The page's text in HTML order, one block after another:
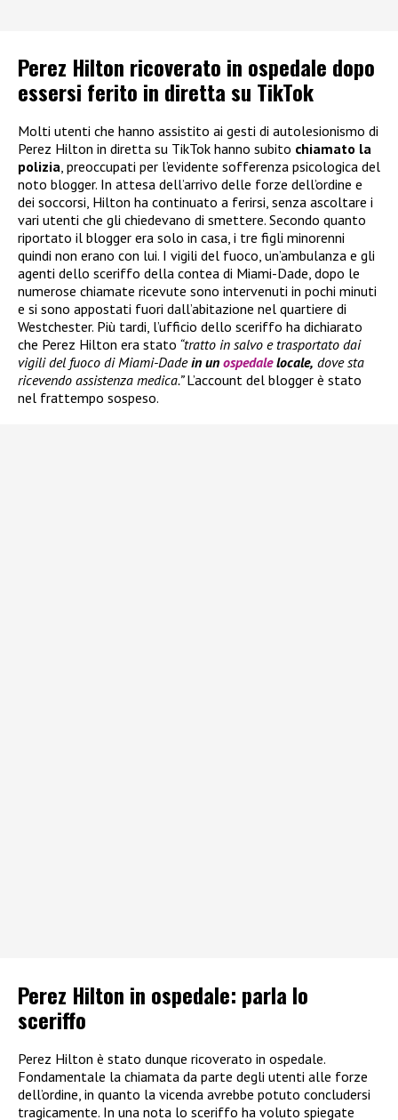
Perez Hilton ricoverato in ospedale dopo
essersi ferito in diretta su TikTok
Molti utenti che hanno assistito ai gesti di autolesionismo di
Perez Hilton in diretta su TikTok hanno subito chiamato la
polizia, preoccupati per l’evidente sofferenza psicologica del
noto blogger. In attesa dell’arrivo delle forze dell’ordine e
dei soccorsi, Hilton ha continuato a ferirsi, senza ascoltare i
vari utenti che gli chiedevano di smettere. Secondo quanto
riportato il blogger era solo in casa, i tre figli minorenni
quindi non erano con lui. I vigili del fuoco, un’ambulanza e gli
agenti dello sceriffo della contea di Miami-Dade, dopo le
numerose chiamate ricevute sono intervenuti in pochi minuti
e si sono appostati fuori dall’abitazione nel quartiere di
Westchester. Più tardi, l’ufficio dello sceriffo ha dichiarato
che Perez Hilton era stato “tratto in salvo e trasportato dai
vigili del fuoco di Miami-Dadein un ospedalelocale, dove sta
ricevendo assistenza medica.”L’account del blogger è stato
nel frattempo sospeso.
Perez Hilton in ospedale: parla lo
sceriffo
Perez Hilton è stato dunque ricoverato in ospedale.
Fondamentale la chiamata da parte degli utenti alle forze
dell’ordine, in quanto la vicenda avrebbe potuto concludersi
tragicamente. In una nota lo sceriffo ha voluto spiegate